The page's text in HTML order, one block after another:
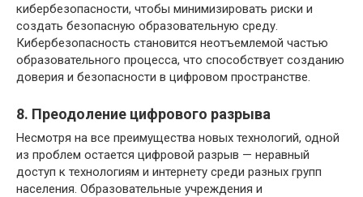
кибербезопасности, чтобы минимизировать риски и
создать безопасную образовательную среду.
Кибербезопасность становится неотъемлемой частью
образовательного процесса, что способствует созданию
доверия и безопасности в цифровом пространстве.
8. Преодоление цифрового разрыва
Несмотря на все преимущества новых технологий, одной
из проблем остается цифровой разрыв — неравный
доступ к технологиям и интернету среди разных групп
населения. Образовательные учреждения и